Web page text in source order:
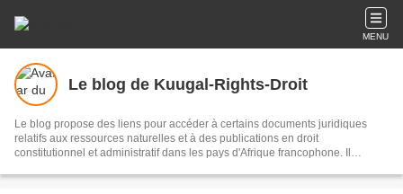
MENU
Le blog de Kuugal-Rights-Droit
Le blog propose des liens pour accéder à certains documents juridiques
relatifs aux ressources naturelles et à des publications en droit
constitutionnel et administratif dans les pays d'Afrique francophone. Il
commande publique et aux Evaluations environnementales et sociales.